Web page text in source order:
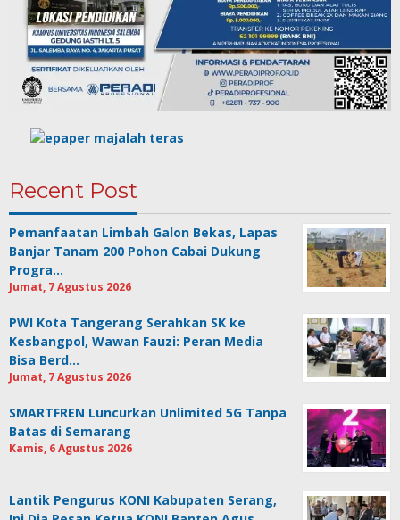
Recent Post
Pemanfaatan Limbah Galon Bekas, Lapas
Banjar Tanam 200 Pohon Cabai Dukung
Progra…
Jumat, 7 Agustus 2026
PWI Kota Tangerang Serahkan SK ke
Kesbangpol, Wawan Fauzi: Peran Media
Bisa Berd…
Jumat, 7 Agustus 2026
SMARTFREN Luncurkan Unlimited 5G Tanpa
Batas di Semarang
Kamis, 6 Agustus 2026
Lantik Pengurus KONI Kabupaten Serang,